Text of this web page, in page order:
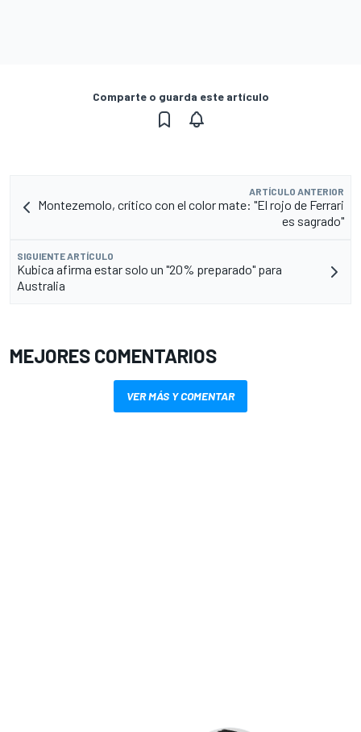
Comparte o guarda este artículo
ARTÍCULO ANTERIOR
Montezemolo, crítico con el color mate: "El rojo de Ferrari
es sagrado"
SIGUIENTE ARTÍCULO
Kubica afirma estar solo un "20% preparado" para
Australia
MEJORES COMENTARIOS
VER MÁS Y COMENTAR